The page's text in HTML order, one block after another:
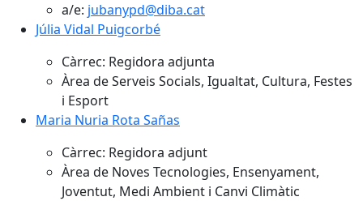
a/e: jubanypd@diba.cat
Júlia Vidal Puigcorbé
Càrrec: Regidora adjunta
Àrea de Serveis Socials, Igualtat, Cultura, Festes
i Esport
Maria Nuria Rota Sañas
Càrrec: Regidora adjunt
Àrea de Noves Tecnologies, Ensenyament,
Joventut, Medi Ambient i Canvi Climàtic